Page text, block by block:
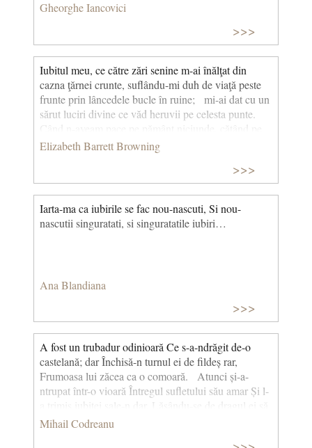
Gheorghe Iancovici
>>>
Iubitul meu, ce către zări senine m-ai înălţat din
cazna ţărnei crunte, suflându-mi duh de viaţă peste
frunte prin lâncedele bucle în ruine; mi-ai dat cu un
sărut luciri divine ce văd heruvii pe celesta punte.
Domnul, te-am aflat pe tine! Ş-aflându-te-s
puternică, ferice. Ca unul care-n câmp de asfodele
priveşte-n urmă bucuros şi zice adio timpurilor
sterpe, grele, azi între bun şi rău stau mărturie că
doar murind şi doar iubind se-nvie. (Sonetul 27 /
Sonnet XXVII) traducere de Paul Abucean
Elizabeth Barrett Browning
>>>
Iarta-ma ca iubirile se fac nou-nascuti, Si nou-
nascutii singuratati, si singuratatile iubiri…
Ana Blandiana
>>>
A fost un trubadur odinioară Ce s-a-ndrăgit de-o
castelană; dar Închisă-n turnul ei de fildeș rar,
Frumoasa lui zăcea ca o comoară. Atunci și-a-
ntrupat într-o vioară Întregul sufletului său amar Și l-
a trimis iubitei sale-n dar, Lăsându-se de dragul ei să
moară. Te-ascult cântând un tainic menuet… Și-mi
Mihail Codreanu